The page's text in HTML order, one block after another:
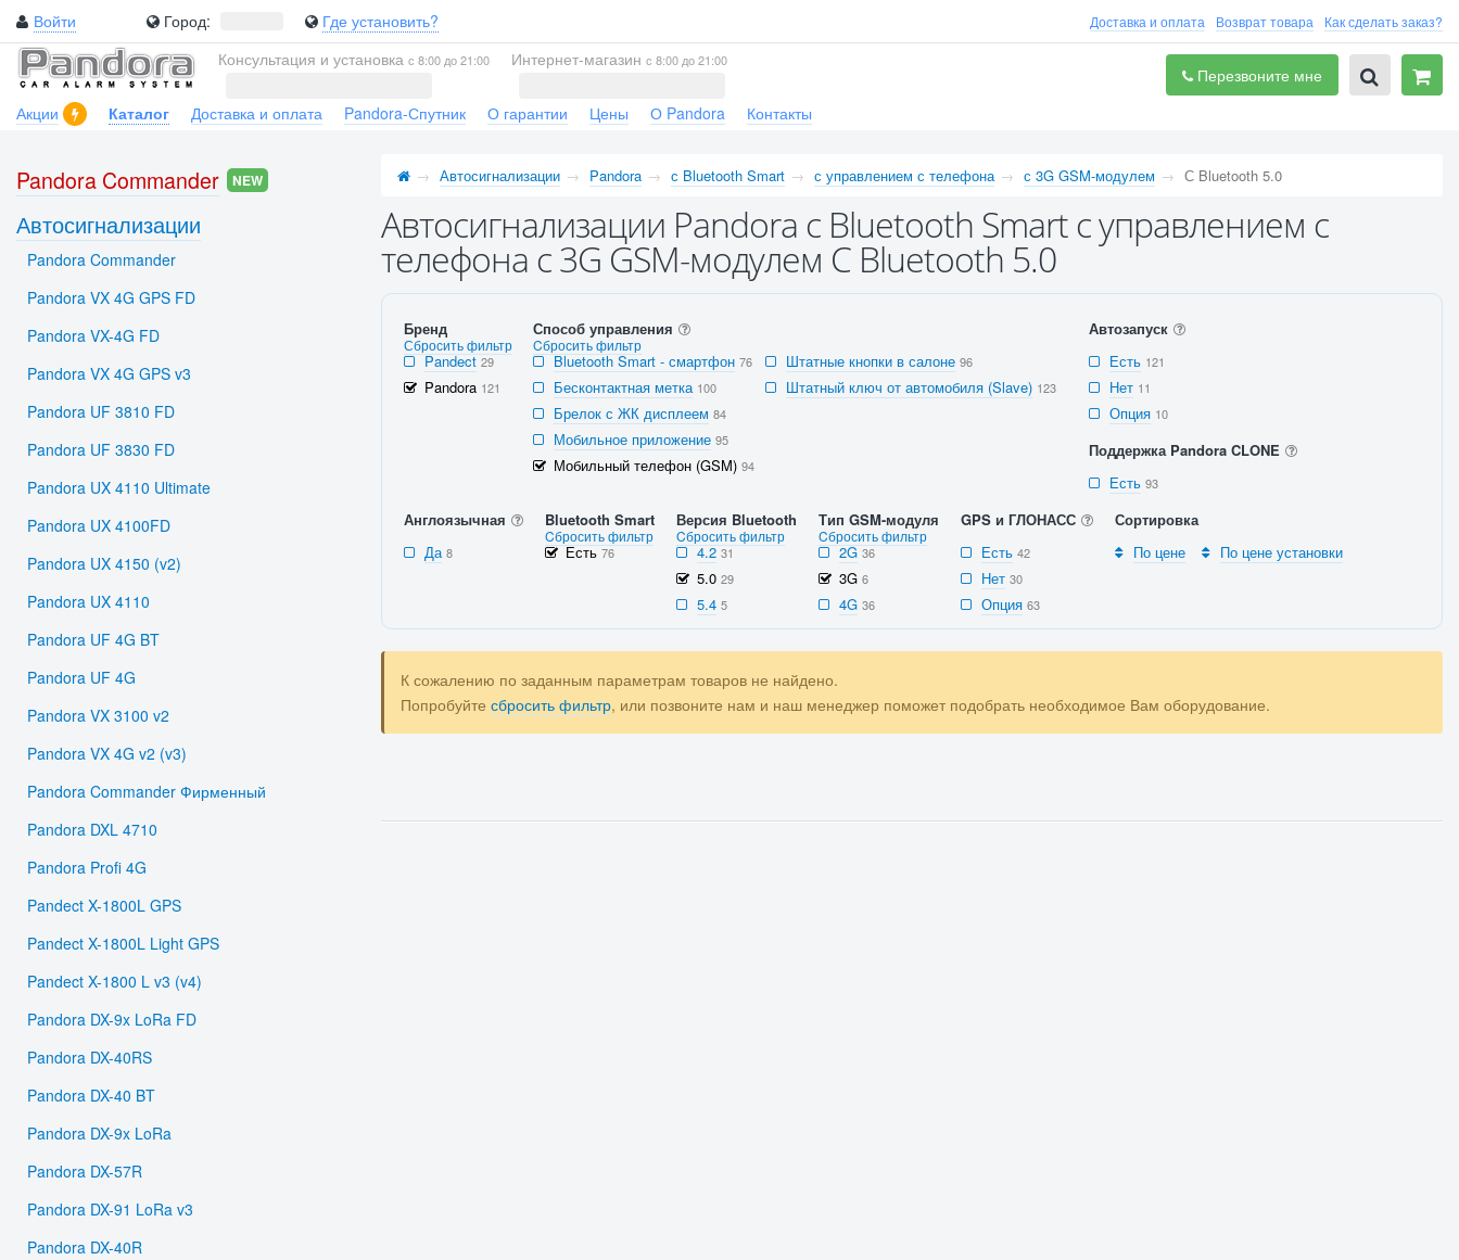
Войти Город: Где установить? Доставка и оплата Возврат товара Как сделать заказ?
Консультация и установка с 8:00 до 21:00 Интернет-магазин с 8:00 до 21:00
Перезвоните мне
Акции
Каталог Доставка и оплата Pandora-Спутник О гарантии Цены О Pandora Контакты
Автосигнализации Pandora с Bluetooth Smart с управлением с телефона с 3G GSM-модулем С Bluetooth 5.0
Автосигнализации Pandora с Bluetooth Smart с управлением с
телефона с 3G GSM-модулем С Bluetooth 5.0
Бренд
Сбросить фильтр
Pandect 29
Pandora 121
Способ управления
Cбросить фильтр
Bluetooth Smart - смартфон 76
Бесконтактная метка 100
Брелок с ЖК дисплеем 84
Мобильное приложение 95
Мобильный телефон (GSM) 94
Штатные кнопки в салоне 96
Штатный ключ от автомобиля (Slave) 123
Автозапуск
Есть 121
Нет 11
Опция 10
Поддержка Pandora CLONE
Есть 93
Англоязычная
Да 8
Bluetooth Smart
Cбросить фильтр
Есть76
Версия Bluetooth
Cбросить фильтр
4.2 31
5.0 29
5.4 5
Тип GSM-модуля
Cбросить фильтр
2G 36
3G 6
4G 36
GPS и ГЛОНАСС
Есть 42
Нет 30
Опция 63
Сортировка
По цене
По цене установки
К сожалению по заданным параметрам товаров не найдено.
Попробуйте сбросить фильтр, или позвоните нам и наш менеджер поможет подобрать необходимое Вам оборудование.
Pandora Commander NEW
Автосигнализации
Pandora Commander
Pandora VX 4G GPS FD
Pandora VX-4G FD
Pandora VX 4G GPS v3
Pandora UF 3810 FD
Pandora UF 3830 FD
Pandora UX 4110 Ultimate
Pandora UX 4100FD
Pandora UX 4150 (v2)
Pandora UX 4110
Pandora UF 4G BT
Pandora UF 4G
Pandora VX 3100 v2
Pandora VX 4G v2 (v3)
Pandora Commander Фирменный
Pandora DXL 4710
Pandora Profi 4G
Pandect X-1800L GPS
Pandect X-1800L Light GPS
Pandect X-1800 L v3 (v4)
Pandora DX-9x LoRa FD
Pandora DX-40RS
Pandora DX-40 BT
Pandora DX-9x LoRa
Pandora DX-57R
Pandora DX-91 LoRa v3
Pandora DX-40R